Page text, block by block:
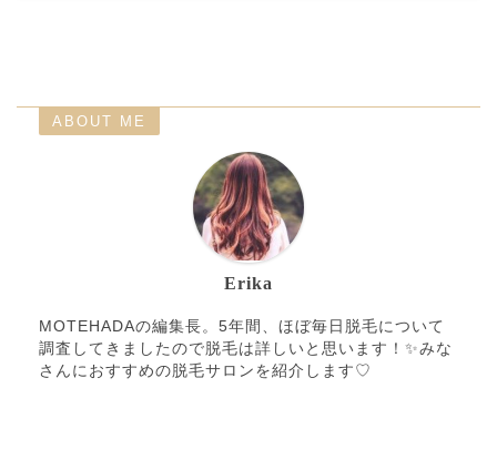
ABOUT ME
Erika
MOTEHADAの編集長。5年間、ほぼ毎日脱毛について
調査してきましたので脱毛は詳しいと思います！✨みな
さんにおすすめの脱毛サロンを紹介します♡